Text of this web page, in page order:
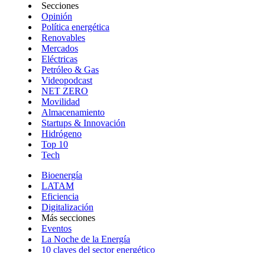
Secciones
Opinión
Política energética
Renovables
Mercados
Eléctricas
Petróleo & Gas
Videopodcast
NET ZERO
Movilidad
Almacenamiento
Startups & Innovación
Hidrógeno
Top 10
Tech
Bioenergía
LATAM
Eficiencia
Digitalización
Más secciones
Eventos
La Noche de la Energía
10 claves del sector energético